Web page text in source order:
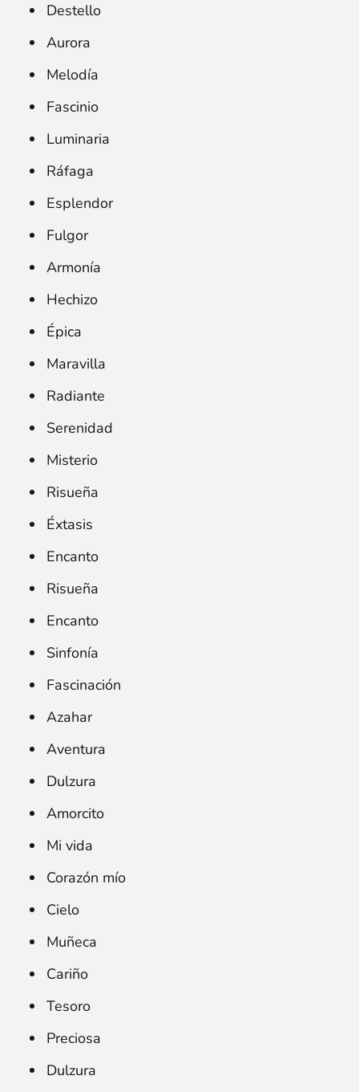
Destello
Aurora
Melodía
Fascinio
Luminaria
Ráfaga
Esplendor
Fulgor
Armonía
Hechizo
Épica
Maravilla
Radiante
Serenidad
Misterio
Risueña
Éxtasis
Encanto
Risueña
Encanto
Sinfonía
Fascinación
Azahar
Aventura
Dulzura
Amorcito
Mi vida
Corazón mío
Cielo
Muñeca
Cariño
Tesoro
Preciosa
Dulzura